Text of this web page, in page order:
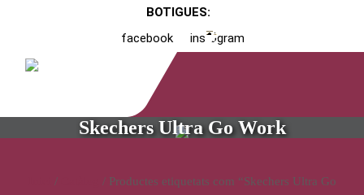
BOTIGUES:
facebook
instagram
Skechers Ultra Go Work
/
/ Productes etiquetats com “Skechers Ultra Go